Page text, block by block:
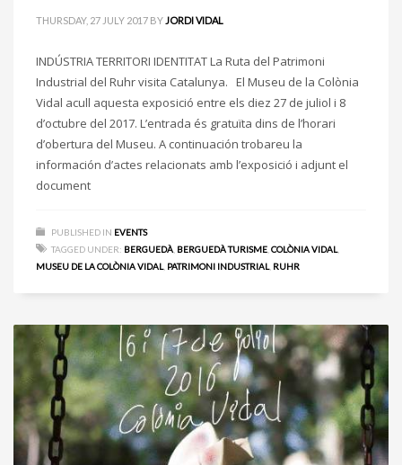
THURSDAY, 27 JULY 2017 BYJORDI VIDAL
INDÚSTRIA TERRITORI IDENTITAT La Ruta del Patrimoni
Industrial del Ruhr visita Catalunya. El Museu de la Colònia
Vidal acull aquesta exposició entre els diez 27 de juliol i 8
d’octubre del 2017. L’entrada és gratuïta dins de l’horari
d’obertura del Museu. A continuación trobareu la
información d’actes relacionats amb l’exposició i adjunt el
document
PUBLISHED IN EVENTS
TAGGED UNDER: BERGUEDÀ BERGUEDÀ TURISME COLÒNIA VIDAL,
MUSEU DE LA COLÒNIA VIDAL, PATRIMONI INDUSTRIAL, RUHR